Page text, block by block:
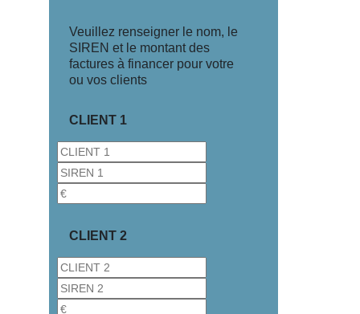
Veuillez renseigner le nom, le
SIREN et le montant des
factures à financer pour votre
ou vos clients
CLIENT 1
CLIENT 2